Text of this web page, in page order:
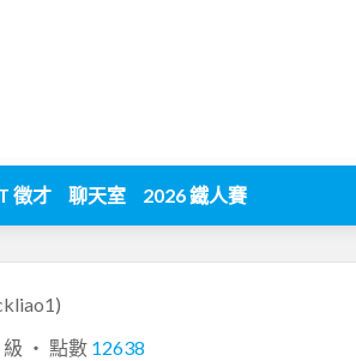
徵才 聊天室 2026 鐵人賽
級 ‧ 點數 12638